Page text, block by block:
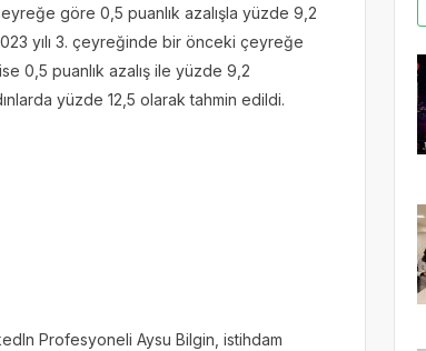
göre 0,5 puanlık azalışla yüzde 9,2
yılı 3. çeyreğinde bir önceki çeyreğe
0,5 puanlık azalış ile yüzde 9,2
yüzde 12,5 olarak tahmin edildi.
Profesyoneli Aysu Bilgin, istihdam